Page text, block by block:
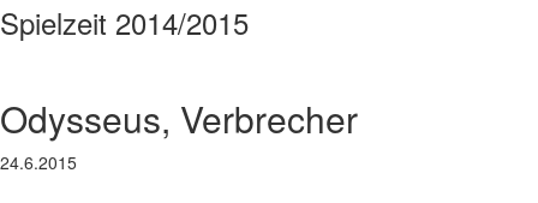
Spielzeit 2014/2015
Odysseus, Verbrecher
24.6.2015